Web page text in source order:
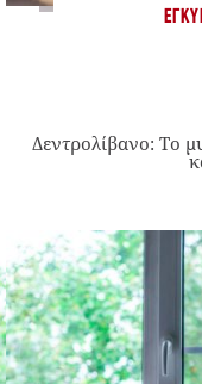
Δεντρολίβανο: Το